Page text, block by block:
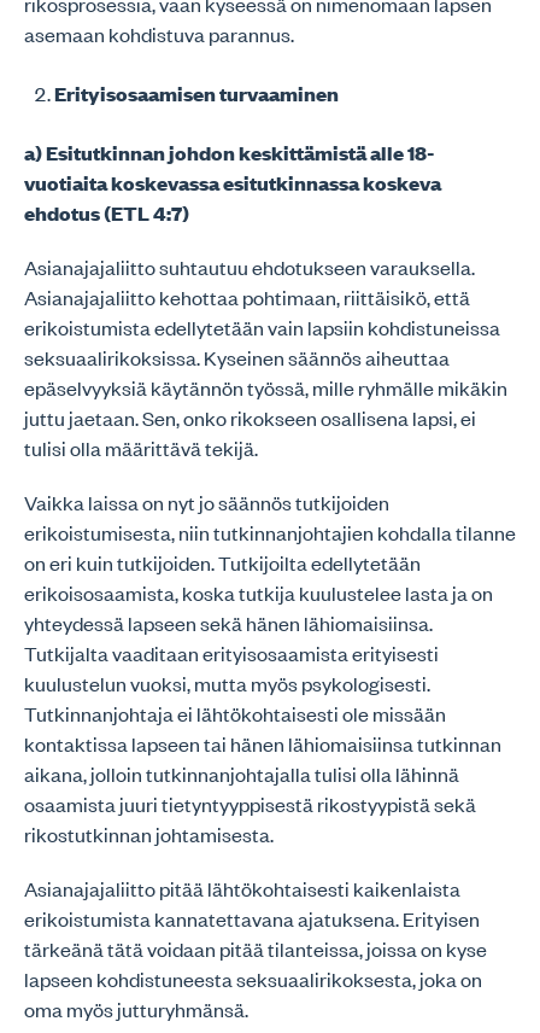
asemaan kohdistuva parannus.
Erityisosaamisen turvaaminen
a) Esitutkinnan johdon keskittämistä alle 18-
vuotiaita koskevassa esitutkinnassa koskeva
ehdotus (ETL 4:7)
Asianajajaliitto suhtautuu ehdotukseen varauksella.
Asianajajaliitto kehottaa pohtimaan, riittäisikö, että
erikoistumista edellytetään vain lapsiin kohdistuneissa
seksuaalirikoksissa. Kyseinen säännös aiheuttaa
epäselvyyksiä käytännön työssä, mille ryhmälle mikäkin
juttu jaetaan. Sen, onko rikokseen osallisena lapsi, ei
tulisi olla määrittävä tekijä.
Vaikka laissa on nyt jo säännös tutkijoiden
erikoistumisesta, niin tutkinnanjohtajien kohdalla tilanne
on eri kuin tutkijoiden. Tutkijoilta edellytetään
erikoisosaamista, koska tutkija kuulustelee lasta ja on
yhteydessä lapseen sekä hänen lähiomaisiinsa.
Tutkijalta vaaditaan erityisosaamista erityisesti
kuulustelun vuoksi, mutta myös psykologisesti.
Tutkinnanjohtaja ei lähtökohtaisesti ole missään
kontaktissa lapseen tai hänen lähiomaisiinsa tutkinnan
aikana, jolloin tutkinnanjohtajalla tulisi olla lähinnä
osaamista juuri tietyntyyppisestä rikostyypistä sekä
rikostutkinnan johtamisesta.
Asianajajaliitto pitää lähtökohtaisesti kaikenlaista
erikoistumista kannatettavana ajatuksena. Erityisen
tärkeänä tätä voidaan pitää tilanteissa, joissa on kyse
lapseen kohdistuneesta seksuaalirikoksesta, joka on
oma myös jutturyhmänsä.